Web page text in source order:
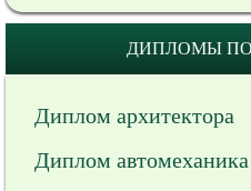
ДИПЛОМЫ
Диплом архитектора
Диплом автомеханика